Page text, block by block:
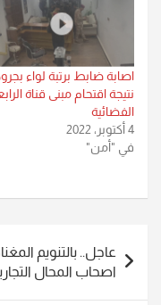
اصابة ضابط برتبة لواء
نتيجة اقتحام مبنى قناة
الفضائية
4 أكتوبر، 2022
في "أمن"
المقالات
عاجل.. بالتنويم
اصحاب المحال